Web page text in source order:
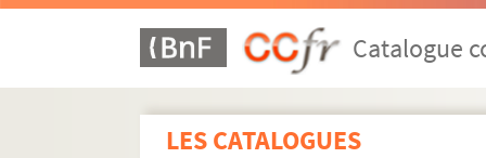
Catalogue
LES CATALOGUES